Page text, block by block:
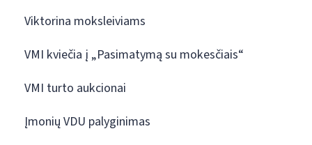
Viktorina moksleiviams
VMI kviečia į „Pasimatymą su mokesčiais“
VMI turto aukcionai
Įmonių VDU palyginimas